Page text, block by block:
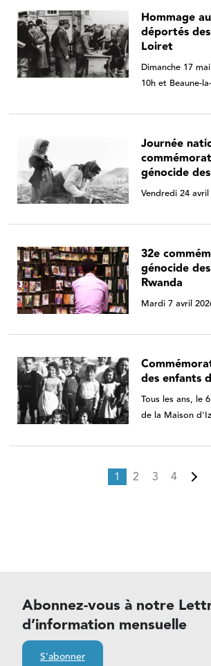
Hommage
déportés
Loiret
Dimanche 17
10h et Beaune-
Journée
génocide
Vendredi 24
32e
génocide
Rwanda
Mardi 7 avril
des enfants
Tous les ans, le
de la Maison
Page courante
1 Page
2 Page
3 Page
4
Abonnez-vous à notre
d’information mensuelle
S'abonner